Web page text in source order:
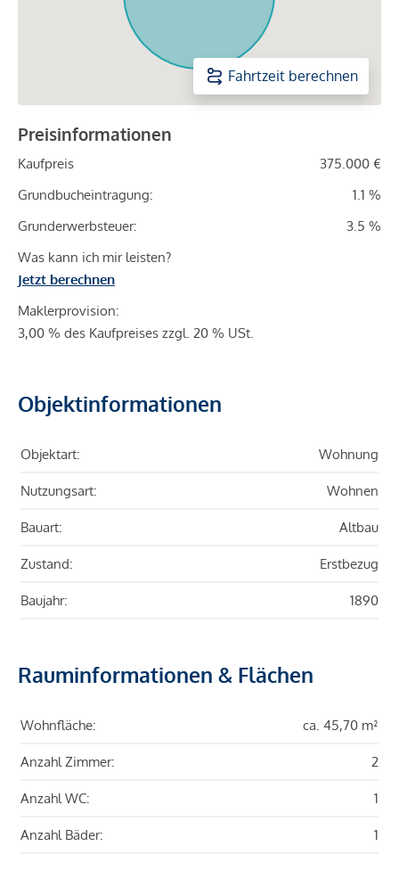
Fahrtzeit berechnen
Preisinformationen
Kaufpreis
375.000 €
Grundbucheintragung:
1.1 %
Grunderwerbsteuer:
3.5 %
Was kann ich mir leisten?
Jetzt berechnen
Maklerprovision:
3,00 % des Kaufpreises zzgl. 20 % USt.
Objektinformationen
Objektart: Wohnung
Nutzungsart: Wohnen
Bauart: Altbau
Zustand: Erstbezug
Baujahr: 1890
Rauminformationen & Flächen
Wohnfläche: ca. 45,70 m²
Anzahl Zimmer: 2
Anzahl WC: 1
Anzahl Bäder: 1